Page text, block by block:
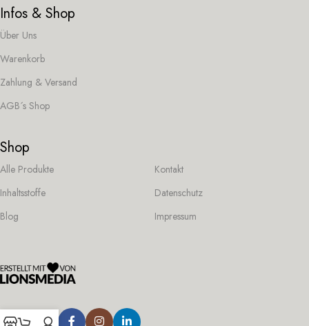
Infos & Shop
Über Uns
Warenkorb
Zahlung & Versand
AGB´s Shop
Shop
Alle Produkte
Inhaltsstoffe
Blog
Kontakt
Datenschutz
Impressum
Folge uns: